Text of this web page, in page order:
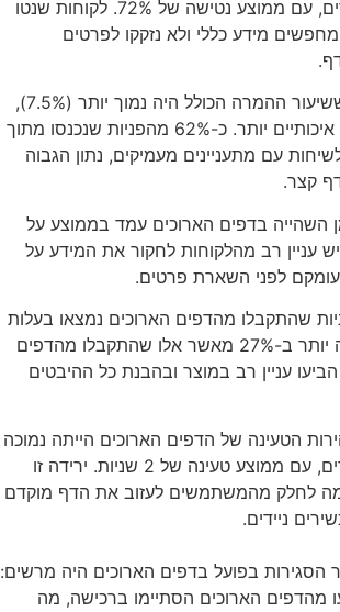
ב-27% לעומת הקצרים, עם ממוצע נטישה של 72%. לקוחות שנטו
מידע כללי ולא נזקקו לפרטים
– אף ששיעור ההמרה הכולל היה נמוך יותר (7.5%),
הלידים שהתקבלו היו איכותיים יותר. כ-62% מהפניות שנכנסו מתוך
עם מתעניינים מעמיקים, נתון הגבוה
השהייה בדפים הארוכים עמד בממוצע על
שיש עניין רב מהלקוחות לחקור את המידע על
לפני השארת פרטים.
שהתקבלו מהדפים הארוכים נמצאו בעלות
פוטנציאל סגירה גבוה יותר ב-27% מאשר אלו שהתקבלו מהדפים
עניין רב במוצר ובהבנת כל ההיבטים
הטעינה של הדפים הארוכים הייתה נמוכה
ב-35% לעומת הקצרים, עם ממוצע טעינה של 2 שניות. ירידה זו
לחלק מהמשתמשים לעזוב את הדף מוקדם
ניידים.
הסגירות בפועל בדפים הארוכים היה מרשים:
מהדפים הארוכים הסתיימו ברכישה, מה